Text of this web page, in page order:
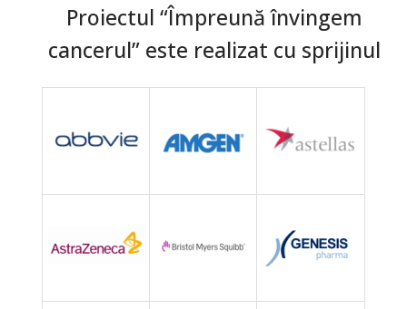
Proiectul “Împreună învingem
cancerul” este realizat cu sprijinul